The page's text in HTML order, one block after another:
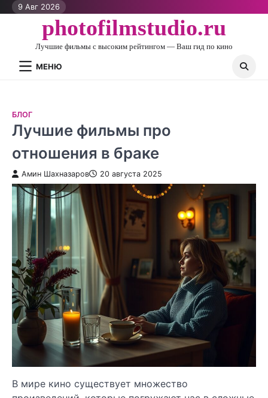
Перейти9 Авг 2026
photofilmstudio.ru
Лучшие фильмы с высоким рейтингом — Ваш гид по кино
МЕНЮ
БЛОГ
Лучшие фильмы про
отношения в браке
Амин Шахназаров 20 августа 2025
В мире кино существует множество